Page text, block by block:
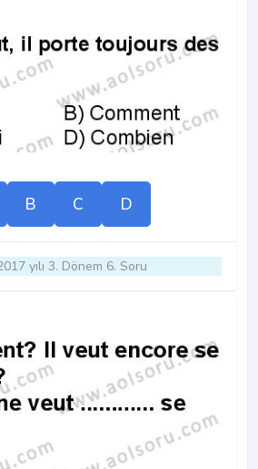
B C D
yılı 3. Dönem 6. Soru